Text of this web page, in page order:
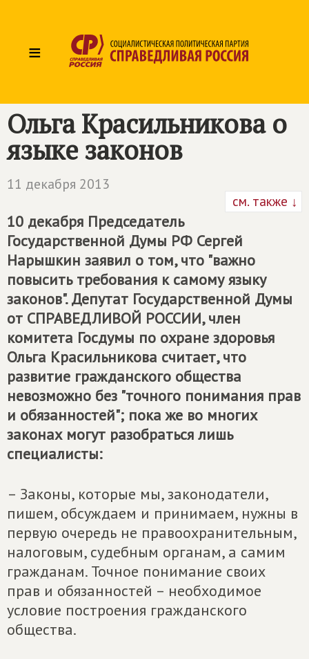
≡
Ольга Красильникова о
языке законов
11 декабря 2013
см. также ↓
10 декабря Председатель
Государственной Думы РФ Сергей
Нарышкин заявил о том, что "важно
повысить требования к самому языку
законов". Депутат Государственной Думы
от СПРАВЕДЛИВОЙ РОССИИ, член
комитета Госдумы по охране здоровья
Ольга Красильникова считает, что
развитие гражданского общества
невозможно без "точного понимания прав
и обязанностей"; пока же во многих
законах могут разобраться лишь
специалисты:
– Законы, которые мы, законодатели,
пишем, обсуждаем и принимаем, нужны в
первую очередь не правоохранительным,
налоговым, судебным органам, а самим
гражданам. Точное понимание своих
прав и обязанностей – необходимое
условие построения гражданского
общества.